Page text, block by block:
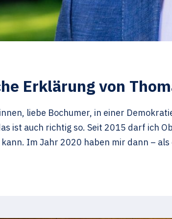
Erklärung von
liebe Bochumer, in einer
ist auch richtig so. Seit 2015 darf ich
Im Jahr 2020 haben mir dann –